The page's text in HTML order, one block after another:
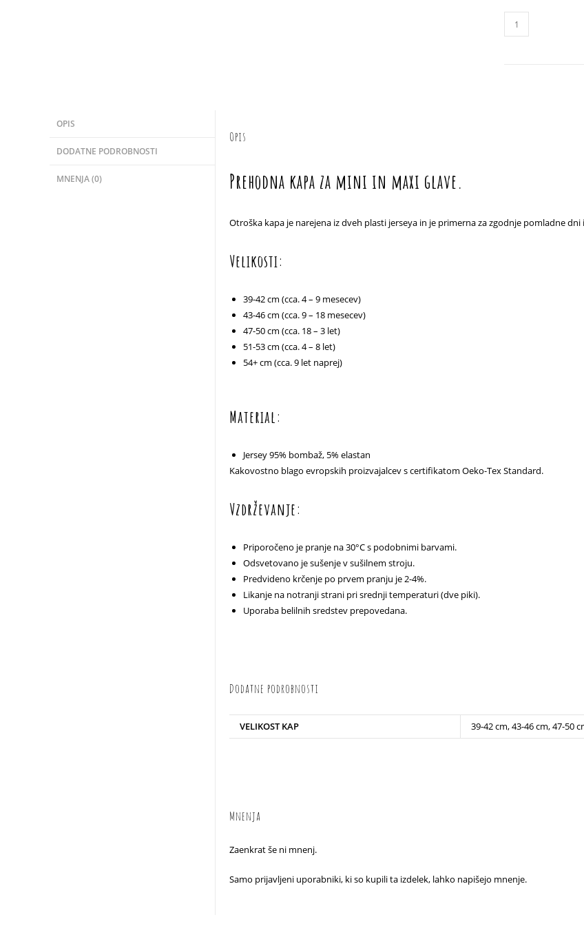
Kapa
"Plamenec
OPIS
DODATNE PODROBNOSTI
MNENJA (0)
Opis
Prehodna kapa za mini in maxi glave.
Otroška kapa je narejena iz dveh plasti jerseya in je primerna za zgodnje pomladne
Velikosti:
39-42 cm (cca. 4 – 9 mesecev)
43-46 cm (cca. 9 – 18 mesecev)
47-50 cm (cca. 18 – 3 let)
51-53 cm (cca. 4 – 8 let)
54+ cm (cca. 9 let naprej)
Material:
Jersey 95% bombaž, 5% elastan
Kakovostno blago evropskih proizvajalcev s certifikatom Oeko-Tex Standard.
Vzdrževanje:
Priporočeno je pranje na 30°C s podobnimi barvami.
Odsvetovano je sušenje v sušilnem stroju.
Predvideno krčenje po prvem pranju je 2-4%.
Likanje na notranji strani pri srednji temperaturi (dve piki).
Uporaba belilnih sredstev prepovedana.
Dodatne podrobnosti
VELIKOST KAP 39-42 cm, 43-46 cm, 47-50
Mnenja
Zaenkrat še ni mnenj.
Samo prijavljeni uporabniki, ki so kupili ta izdelek, lahko napišejo mnenje.